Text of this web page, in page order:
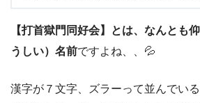
【打首獄門同好会】とは、なんとも
うしい）名前ですよね、、💦
漢字が７文字、ズラーって並んでい